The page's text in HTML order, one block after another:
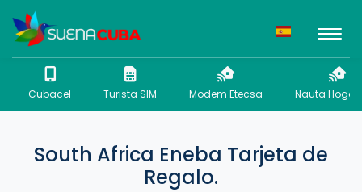
Cubacel Turista SIM Modem Etecsa Nauta Hogar
South Africa Eneba Tarjeta de
Regalo.